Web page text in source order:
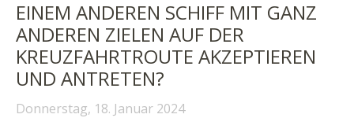
EINEM ANDEREN SCHIFF MIT GANZ
ANDEREN ZIELEN AUF DER
KREUZFAHRTROUTE AKZEPTIEREN
UND ANTRETEN?
Donnerstag, 18. Januar 2024